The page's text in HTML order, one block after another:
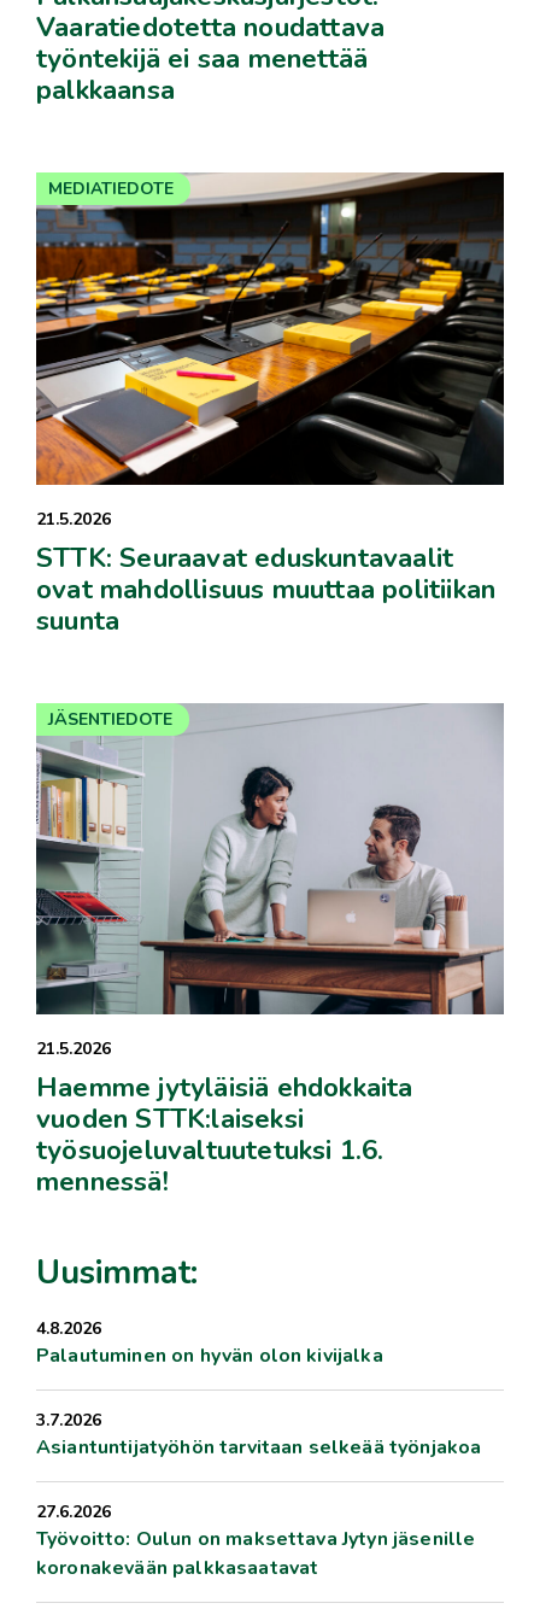
Vaaratiedotetta noudattava
työntekijä ei saa menettää
palkkaansa
21.5.2026
STTK: Seuraavat eduskuntavaalit
ovat mahdollisuus muuttaa politiikan
suunta
MEDIATIEDOTE
21.5.2026
Haemme jytyläisiä ehdokkaita
vuoden STTK:laiseksi
työsuojeluvaltuutetuksi 1.6.
mennessä!
JÄSENTIEDOTE
Uusimmat:
4.8.2026
Palautuminen on hyvän olon kivijalka
3.7.2026
Asiantuntijatyöhön tarvitaan selkeää työnjakoa
27.6.2026
Työvoitto: Oulun on maksettava Jytyn jäsenille
koronakevään palkkasaatavat